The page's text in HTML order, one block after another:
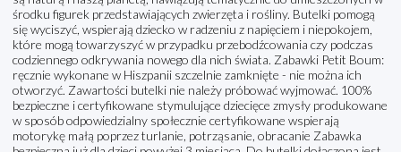
środku figurek przedstawiających zwierzęta i rośliny. Butelki pomogą
się wyciszyć, wspierają dziecko w radzeniu z napięciem i niepokojem,
które mogą towarzyszyć w przypadku przebodźcowania czy podczas
codziennego odkrywania nowego dla nich świata. Zabawki Petit Boum:
ręcznie wykonane w Hiszpanii szczelnie zamknięte - nie można ich
otworzyć. Zawartości butelki nie należy próbować wyjmować. 100%
bezpieczne i certyfikowane stymulujące dziecięce zmysły produkowane
w sposób odpowiedzialny społecznie certyfikowane wspierają
motorykę małą poprzez turlanie, potrząsanie, obracanie Zabawka